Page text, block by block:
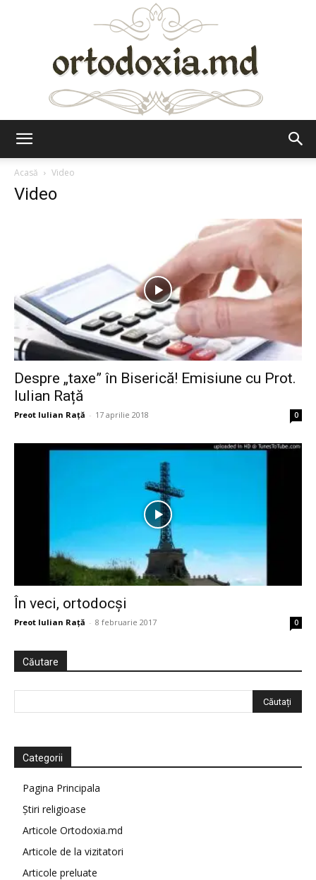
Acasă
Video
Video
Despre „taxe” în Biserică! Emisiune cu Prot.
Iulian Rață
Preot Iulian Raţă - 17 aprilie 2018 0
În veci, ortodocși
Preot Iulian Raţă - 8 februarie 2017 0
Căutare
Categorii
Pagina Principala
Știri religioase
Articole Ortodoxia.md
Articole de la vizitatori
Articole preluate